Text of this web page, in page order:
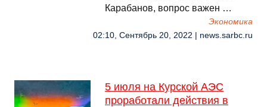
Карабанов, вопрос важен …
Экономика
02:10, Сентябрь 20, 2022 | news.sarbc.ru
5 июля на Курской АЭС
проработали действия в